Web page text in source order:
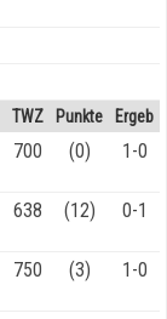
TWZ Punkte Ergeb
700 (0) 1-0
638 (12) 0-1
750 (3) 1-0